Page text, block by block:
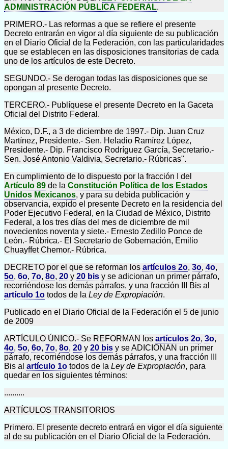
ADMINISTRACIÓN PÚBLICA FEDERAL.
PRIMERO.- Las reformas a que se refiere el presente
Decreto entrarán en vigor al día siguiente de su publicación
en el Diario Oficial de la Federación, con las particularidades
que se establecen en las disposiciones transitorias de cada
uno de los artículos de este Decreto.
SEGUNDO.- Se derogan todas las disposiciones que se
opongan al presente Decreto.
TERCERO.- Publíquese el presente Decreto en la Gaceta
Oficial del Distrito Federal.
México, D.F., a 3 de diciembre de 1997.- Dip. Juan Cruz
Martínez, Presidente.- Sen. Heladio Ramírez López,
Presidente.- Dip. Francisco Rodríguez García, Secretario.-
Sen. José Antonio Valdivia, Secretario.- Rúbricas".
En cumplimiento de lo dispuesto por la fracción I del
Artículo 89 de la Constitución Política de los Estados
Unidos Mexicanos, y para su debida publicación y
observancia, expido el presente Decreto en la residencia del
Poder Ejecutivo Federal, en la Ciudad de México, Distrito
Federal, a los tres días del mes de diciembre de mil
novecientos noventa y siete.- Ernesto Zedillo Ponce de
León.- Rúbrica.- El Secretario de Gobernación, Emilio
Chuayffet Chemor.- Rúbrica.
DECRETO por el que se reforman los artículos 2o, 3o, 4o,
5o, 6o, 7o, 8o, 20 y 20 bis y se adicionan un primer párrafo,
recorriéndose los demás párrafos, y una fracción III Bis al
artículo 1o todos de la Ley de Expropiación.
Publicado en el Diario Oficial de la Federación el 5 de junio
de 2009
ARTÍCULO ÚNICO.- Se REFORMAN los artículos 2o, 3o,
4o, 5o, 6o, 7o, 8o, 20 y 20 bis y se ADICIONAN un primer
párrafo, recorriéndose los demás párrafos, y una fracción III
Bis al artículo 1o todos de la Ley de Expropiación, para
quedar en los siguientes términos:
..........
ARTÍCULOS TRANSITORIOS
Primero. El presente decreto entrará en vigor el día siguiente
al de su publicación en el Diario Oficial de la Federación.